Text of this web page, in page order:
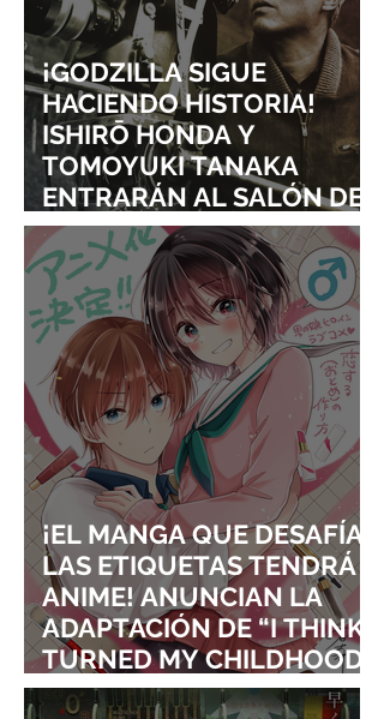
¡GODZILLA SIGUE
HACIENDO HISTORIA!
ISHIRŌ HONDA Y
TOMOYUKI TANAKA
ENTRARÁN AL SALÓN DE
LA FAMA DE LOS EFECTOS
VISUALES
¡EL MANGA QUE DESAFÍA
LAS ETIQUETAS TENDRÁ
ANIME! ANUNCIAN LA
ADAPTACIÓN DE “I THINK I
TURNED MY CHILDHOOD
FRIEND INTO A GIRL”